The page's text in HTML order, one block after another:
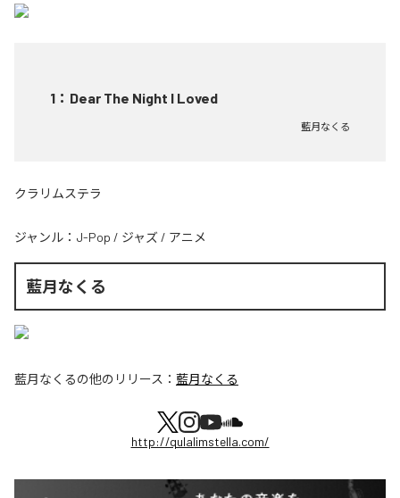
1 ： Dear The Night I Loved
藍月なくる
クラリムステラ
ジャンル： J-Pop / ジャズ / アニメ
藍月なくる
藍月なくるの他のリリース： 藍月なくる
http://qulalimstella.com/